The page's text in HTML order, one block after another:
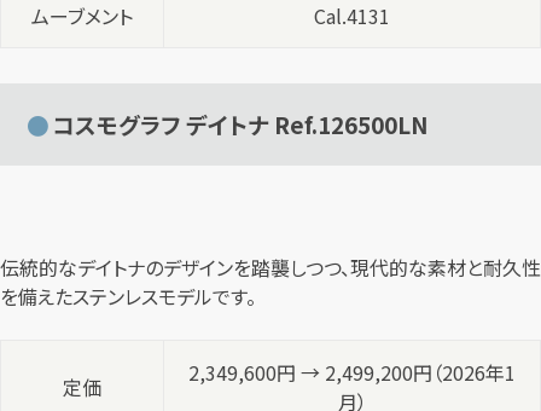
ムーブメント Cal.4131
コスモグラフ デイトナ Ref.126500LN
伝統的なデイトナのデザインを踏襲しつつ、現代的な素材と耐久性
を備えたステンレスモデルです。
定価
2,349,600円 → 2,499,200円（2026年1
月）